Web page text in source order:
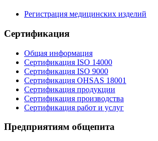
Регистрация медицинских изделий
Сертификация
Общая информация
Сертификация ISO 14000
Сертификация ISO 9000
Сертификация OHSAS 18001
Сертификация продукции
Сертификация производства
Сертификация работ и услуг
Предприятиям общепита